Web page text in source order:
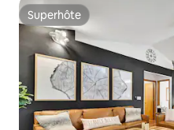
Superhôte
Superhôte